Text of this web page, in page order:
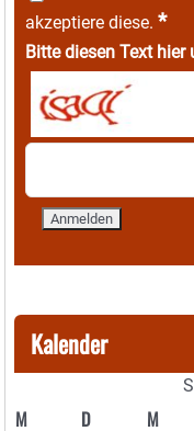
akzeptiere diese. *
Bitte diesen Text hier
Kalender
M D M